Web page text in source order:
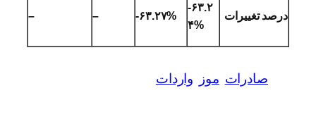
درصد تغییرات
-۶۳.۲
۴%
-۶۳.۲۷% –
–
صادرات موز واردات